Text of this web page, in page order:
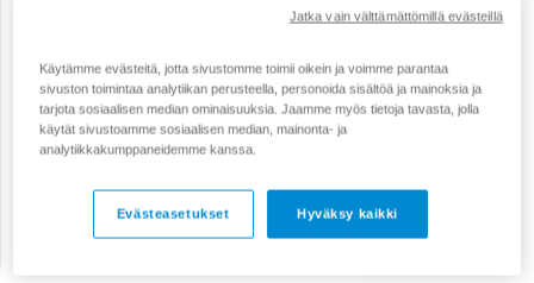
Käytämme evästeitä, jotta sivustomme toimii oikein ja voimme parantaa
sivuston toimintaa analytiikan perusteella, personoida sisältöä ja mainoksia ja
tarjota sosiaalisen median ominaisuuksia. Jaamme myös tietoja tavasta, jolla
käytät sivustoamme sosiaalisen median, mainonta- ja
analytiikkakumppaneidemme kanssa.
Hyväksy kaikki
Evästeasetukset
Jatka vain välttämättömillä evästeillä